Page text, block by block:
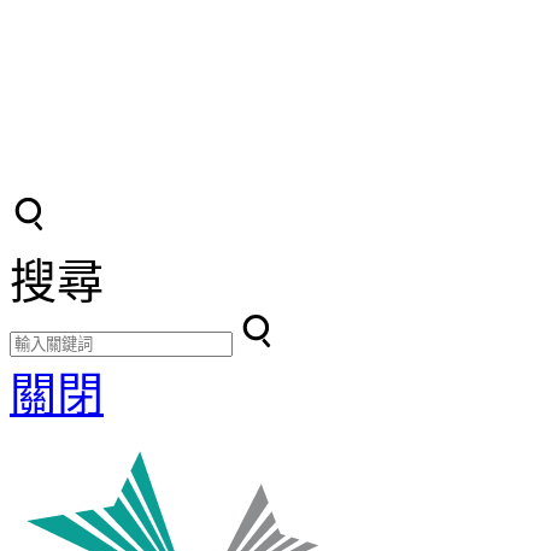
搜尋
關閉